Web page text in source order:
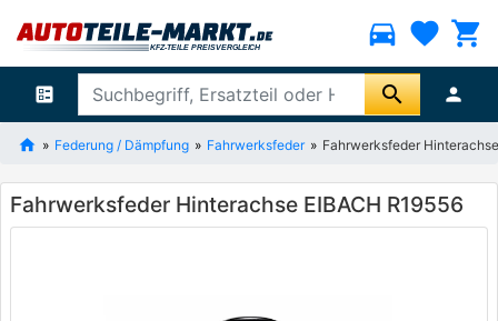
directions_car favorite shopping_cart
ballot search person
Federung / Dämpfung Fahrwerksfeder Fahrwerksfeder
Fahrwerksfeder Hinterachse EIBACH R19556